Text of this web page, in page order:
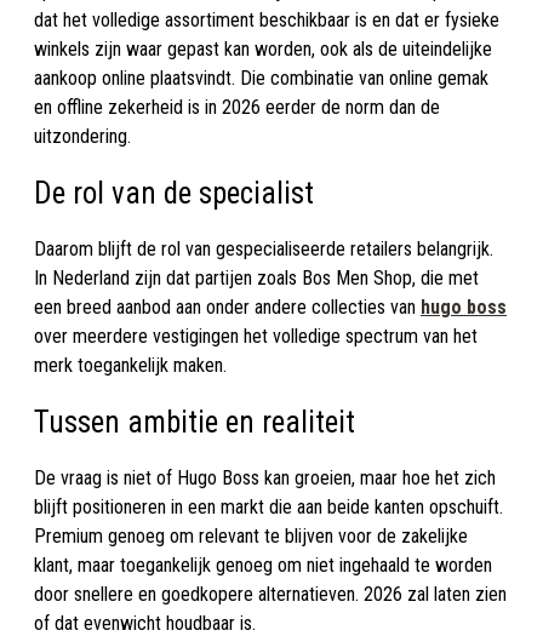
dat het volledige assortiment beschikbaar is en dat er fysieke
winkels zijn waar gepast kan worden, ook als de uiteindelijke
aankoop online plaatsvindt. Die combinatie van online gemak
en offline zekerheid is in 2026 eerder de norm dan de
uitzondering.
De rol van de specialist
Daarom blijft de rol van gespecialiseerde retailers belangrijk.
In Nederland zijn dat partijen zoals Bos Men Shop, die met
een breed aanbod aan onder andere collecties van hugo boss
over meerdere vestigingen het volledige spectrum van het
merk toegankelijk maken.
Tussen ambitie en realiteit
De vraag is niet of Hugo Boss kan groeien, maar hoe het zich
blijft positioneren in een markt die aan beide kanten opschuift.
Premium genoeg om relevant te blijven voor de zakelijke
klant, maar toegankelijk genoeg om niet ingehaald te worden
door snellere en goedkopere alternatieven. 2026 zal laten zien
of dat evenwicht houdbaar is.